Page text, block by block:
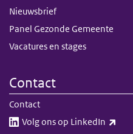
Nieuwsbrief
Panel Gezonde Gemeente
Vacatures en stages
Contact
Contact
Volg ons op LinkedIn​​